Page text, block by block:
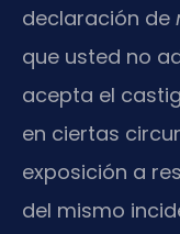
declaración de
que usted no
acepta el
en ciertas
exposición a
del mismo